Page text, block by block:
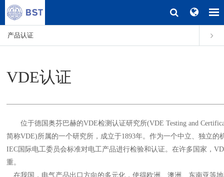
产品认证
VDE认证
位于德国奥芬巴赫的VDE检测认证研究所(VDE Testing and
简称VDE)所属的一个研究所，成立于1893年。作为一个中立、独立
IEC国际电工委员会标准对电工产品进行检验和认证。在许多国家，
重。
在我国，电气产品出口方向的多元化，使得欧洲、澳洲、东南亚等